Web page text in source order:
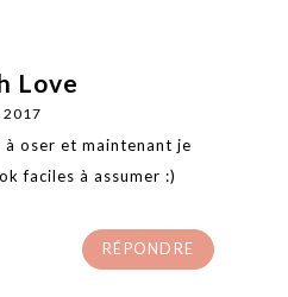
Love
2017
à oser et maintenant je
faciles à assumer :)
RÉPONDRE